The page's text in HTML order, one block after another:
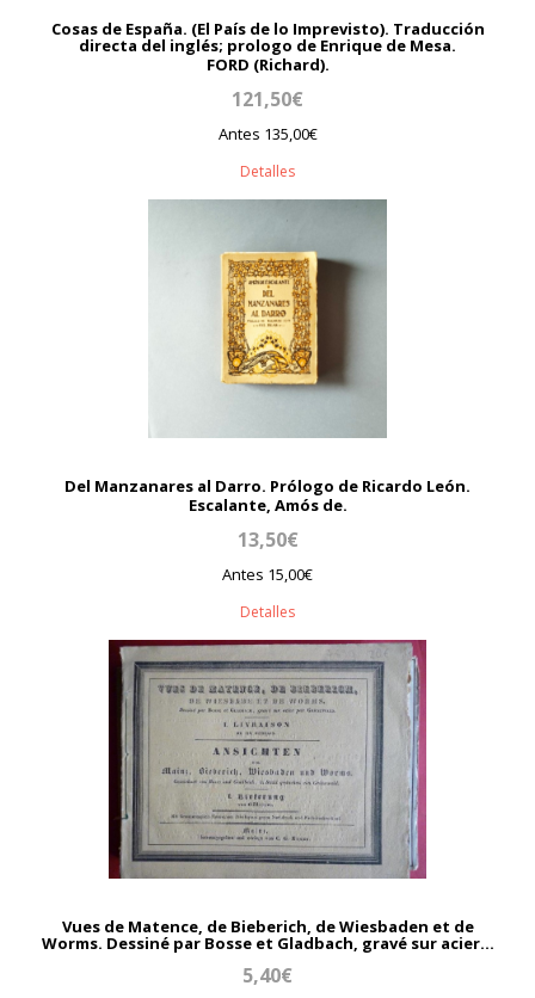
Cosas de España. (El País de lo Imprevisto). Traducción
directa del inglés; prologo de Enrique de Mesa.
FORD (Richard).
121,50€
Antes 135,00€
Detalles
Del Manzanares al Darro. Prólogo de Ricardo León.
Escalante, Amós de.
13,50€
Antes 15,00€
Detalles
Vues de Matence, de Bieberich, de Wiesbaden et de
Worms. Dessiné par Bosse et Gladbach, gravé sur acier...
5,40€